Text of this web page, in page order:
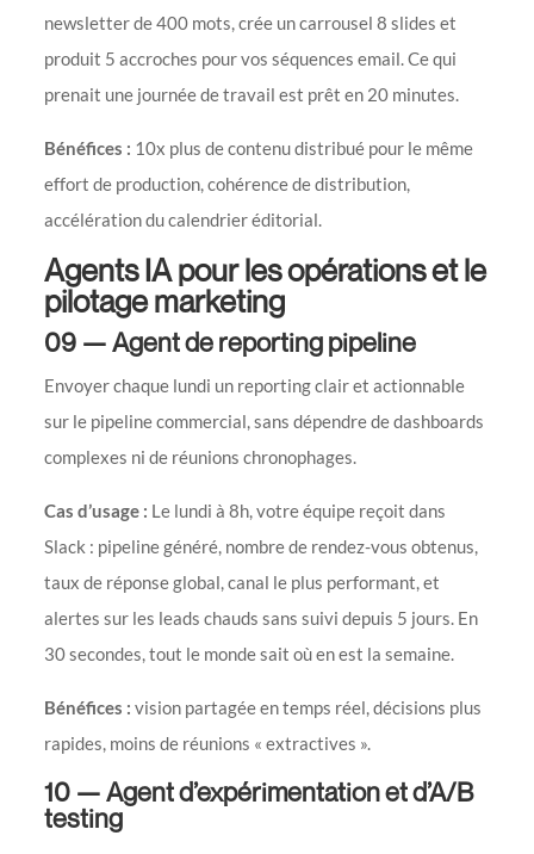
newsletter de 400 mots, crée un carrousel 8 slides et
produit 5 accroches pour vos séquences email. Ce qui
prenait une journée de travail est prêt en 20 minutes.
Bénéfices : 10x plus de contenu distribué pour le même
effort de production, cohérence de distribution,
accélération du calendrier éditorial.
Agents IA pour les opérations et le
pilotage marketing
09 — Agent de reporting pipeline
Envoyer chaque lundi un reporting clair et actionnable
sur le pipeline commercial, sans dépendre de dashboards
complexes ni de réunions chronophages.
Cas d’usage : Le lundi à 8h, votre équipe reçoit dans
Slack : pipeline généré, nombre de rendez-vous obtenus,
taux de réponse global, canal le plus performant, et
alertes sur les leads chauds sans suivi depuis 5 jours. En
30 secondes, tout le monde sait où en est la semaine.
Bénéfices : vision partagée en temps réel, décisions plus
rapides, moins de réunions « extractives ».
10 — Agent d’expérimentation et d’A/B
testing